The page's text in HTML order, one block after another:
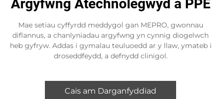
Argyfwng Atechnolegwyd a PPE
Mae setiau cyffyrdd meddygol gan MEPRO, gwonnau
diflannus, a chanlyniadau argyfwng yn cynnig diogelwch
heb gyfryw. Addas i gymalau teuluoedd ar y llaw, ymateb i
droseddfeydd, a defnydd clinigol.
Cais am Darganfyddiad